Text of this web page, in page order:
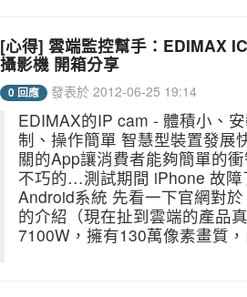
[心得] 雲端監控幫手：EDIMAX
攝影機 開箱分享
0 回應 發表於 2012-06-25 19:14
EDIMAX的IP cam - 體積小、
制、操作簡單 智慧型裝置發展
關的App讓消費者能夠簡單的
不巧的…測試期間 iPhone 故障
Android系統 先看一下官網對
的介紹（現在扯到雲端的產品
7100W，擁有130萬像素畫質